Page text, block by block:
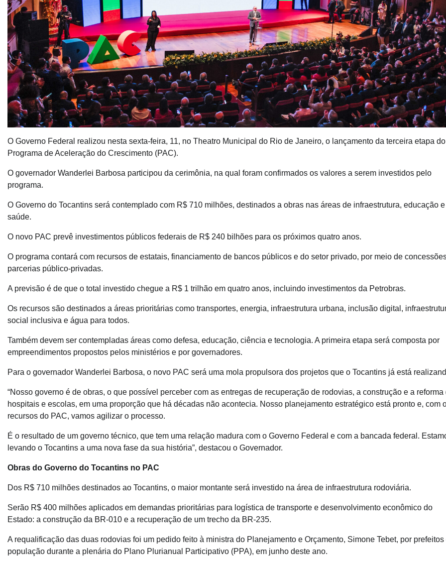
O Governo Federal realizou nesta sexta-feira, 11, no Theatro Municipal do Rio de Janeiro, o lançamento da terceira etapa do
Programa de Aceleração do Crescimento (PAC).
O governador Wanderlei Barbosa participou da cerimônia, na qual foram confirmados os valores a serem investidos pelo
programa.
O Governo do Tocantins será contemplado com R$ 710 milhões, destinados a obras nas áreas de infraestrutura, educação e
saúde.
O novo PAC prevê investimentos públicos federais de R$ 240 bilhões para os próximos quatro anos.
O programa contará com recursos de estatais, financiamento de bancos públicos e do setor privado, por meio de
parcerias público-privadas.
A previsão é de que o total investido chegue a R$ 1 trilhão em quatro anos, incluindo investimentos da Petrobras.
Os recursos são destinados a áreas prioritárias como transportes, energia, infraestrutura urbana, inclusão digital,
social inclusiva e água para todos.
Também devem ser contempladas áreas como defesa, educação, ciência e tecnologia. A primeira etapa será composta por
empreendimentos propostos pelos ministérios e por governadores.
Para o governador Wanderlei Barbosa, o novo PAC será uma mola propulsora dos projetos que o Tocantins já está
“Nosso governo é de obras, o que possível perceber com as entregas de recuperação de rodovias, a construção e a reforma
hospitais e escolas, em uma proporção que há décadas não acontecia. Nosso planejamento estratégico está pronto e, com
recursos do PAC, vamos agilizar o processo.
É o resultado de um governo técnico, que tem uma relação madura com o Governo Federal e com a bancada federal.
levando o Tocantins a uma nova fase da sua história”, destacou o Governador.
Obras do Governo do Tocantins no PAC
Dos R$ 710 milhões destinados ao Tocantins, o maior montante será investido na área de infraestrutura rodoviária.
Serão R$ 400 milhões aplicados em demandas prioritárias para logística de transporte e desenvolvimento econômico do
Estado: a construção da BR-010 e a recuperação de um trecho da BR-235.
A requalificação das duas rodovias foi um pedido feito à ministra do Planejamento e Orçamento, Simone Tebet, por prefeitos
população durante a plenária do Plano Plurianual Participativo (PPA), em junho deste ano.